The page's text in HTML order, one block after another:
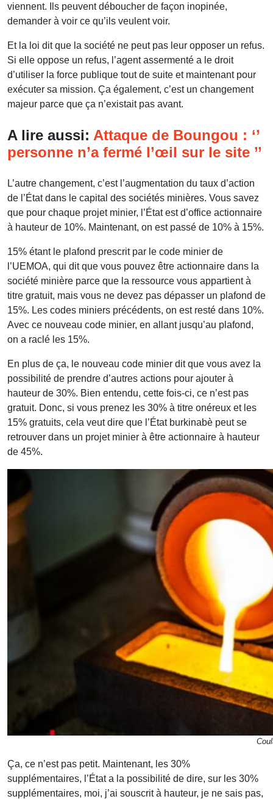
viennent. Ils peuvent déboucher de façon inopinée,
demander à voir ce qu’ils veulent voir.
Et la loi dit que la société ne peut pas leur opposer un refus.
Si elle oppose un refus, l’agent assermenté a le droit
d’utiliser la force publique tout de suite et maintenant pour
exécuter sa mission. Ça également, c’est un changement
majeur parce que ça n’existait pas avant.
A lire aussi: Attaque de Boungou : ‘’
personne n’a fermé l’œil sur le site ’’
L’autre changement, c’est l’augmentation du taux d’action
de l’État dans le capital des sociétés minières. Vous savez
que pour chaque projet minier, l’État est d’office actionnaire
à hauteur de 10%. Maintenant, on est passé de 10% à 15%.
15% étant le plafond prescrit par le code minier de
l’UEMOA, qui dit que vous pouvez être actionnaire dans la
société minière parce que la ressource vous appartient à
titre gratuit, mais vous ne devez pas dépasser un plafond de
15%. Les codes miniers précédents, on est resté dans 10%.
Avec ce nouveau code minier, en allant jusqu’au plafond,
on a raclé les 15%.
En plus de ça, le nouveau code minier dit que vous avez la
possibilité de prendre d’autres actions pour ajouter à
hauteur de 30%. Bien entendu, cette fois-ci, ce n’est pas
gratuit. Donc, si vous prenez les 30% à titre onéreux et les
15% gratuits, cela veut dire que l’État burkinabè peut se
retrouver dans un projet minier à être actionnaire à hauteur
de 45%.
Ça, ce n’est pas petit. Maintenant, les 30%
supplémentaires, l’État a la possibilité de dire, sur les 30%
supplémentaires, moi, j’ai souscrit à hauteur, je ne sais pas,